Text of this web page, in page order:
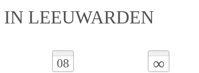
LEEUWARDEN
08 ∞